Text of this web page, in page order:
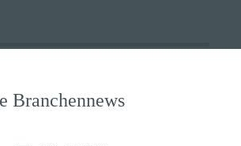
Branchennews